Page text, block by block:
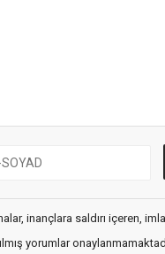
inançlara saldırı içeren,
yorumlar